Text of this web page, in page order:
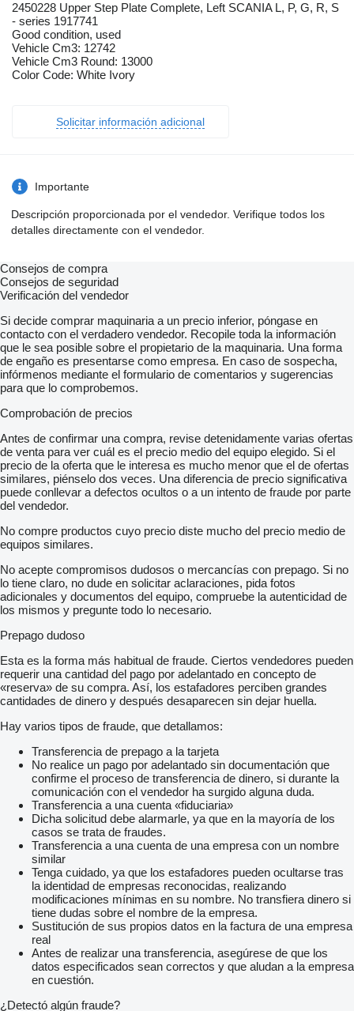
2450228 Upper Step Plate Complete, Left SCANIA L, P, G, R, S
- series 1917741
Good condition, used
Vehicle Cm3: 12742
Vehicle Cm3 Round: 13000
Color Code: White Ivory
Solicitar información adicional
Importante
Descripción proporcionada por el vendedor. Verifique todos los
detalles directamente con el vendedor.
Consejos de compra
Consejos de seguridad
Verificación del vendedor
Si decide comprar maquinaria a un precio inferior, póngase en
contacto con el verdadero vendedor. Recopile toda la información
que le sea posible sobre el propietario de la maquinaria. Una forma
de engaño es presentarse como empresa. En caso de sospecha,
infórmenos mediante el formulario de comentarios y sugerencias
para que lo comprobemos.
Comprobación de precios
Antes de confirmar una compra, revise detenidamente varias ofertas
de venta para ver cuál es el precio medio del equipo elegido. Si el
precio de la oferta que le interesa es mucho menor que el de ofertas
similares, piénselo dos veces. Una diferencia de precio significativa
puede conllevar a defectos ocultos o a un intento de fraude por parte
del vendedor.
No compre productos cuyo precio diste mucho del precio medio de
equipos similares.
No acepte compromisos dudosos o mercancías con prepago. Si no
lo tiene claro, no dude en solicitar aclaraciones, pida fotos
adicionales y documentos del equipo, compruebe la autenticidad de
los mismos y pregunte todo lo necesario.
Prepago dudoso
Esta es la forma más habitual de fraude. Ciertos vendedores pueden
requerir una cantidad del pago por adelantado en concepto de
«reserva» de su compra. Así, los estafadores perciben grandes
cantidades de dinero y después desaparecen sin dejar huella.
Hay varios tipos de fraude, que detallamos:
Transferencia de prepago a la tarjeta
No realice un pago por adelantado sin documentación que
confirme el proceso de transferencia de dinero, si durante la
comunicación con el vendedor ha surgido alguna duda.
Transferencia a una cuenta «fiduciaria»
Dicha solicitud debe alarmarle, ya que en la mayoría de los
casos se trata de fraudes.
Transferencia a una cuenta de una empresa con un nombre
similar
Tenga cuidado, ya que los estafadores pueden ocultarse tras
la identidad de empresas reconocidas, realizando
modificaciones mínimas en su nombre. No transfiera dinero si
tiene dudas sobre el nombre de la empresa.
Sustitución de sus propios datos en la factura de una empresa
real
Antes de realizar una transferencia, asegúrese de que los
datos especificados sean correctos y que aludan a la empresa
en cuestión.
¿Detectó algún fraude?